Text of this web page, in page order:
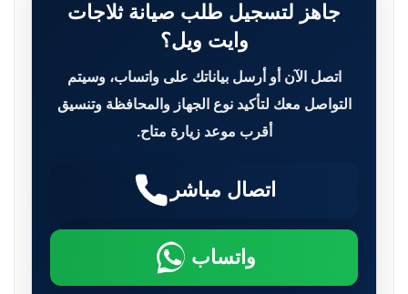
جاهز لتسجيل طلب صيانة ثلاجات
وايت ويل؟
اتصل الآن أو أرسل بياناتك على واتساب، وسيتم
التواصل معك لتأكيد نوع الجهاز والمحافظة وتنسيق
أقرب موعد زيارة متاح.
اتصال مباشر
واتساب